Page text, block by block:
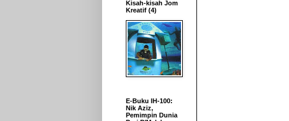
Kisah-kisah Jom
Kreatif (4)
E-Buku IH-100:
Nik Aziz,
Pemimpin Dunia